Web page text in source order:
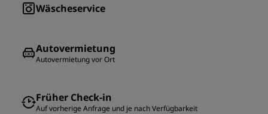
Wäscheservice
Autovermietung
Autovermietung vor Ort
Früher Check-in
Auf vorherige Anfrage und je nach Verfügbarkeit